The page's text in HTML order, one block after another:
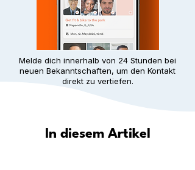
Melde dich innerhalb von 24 Stunden bei
neuen Bekanntschaften, um den Kontakt
direkt zu vertiefen.
In diesem Artikel